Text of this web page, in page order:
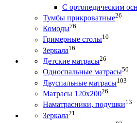
С ортопедическим
Тумбы прикроватные26
Комоды76
Гримерные столы10
Зеркала16
Детские матрасы26
Односпальные матрасы50
Двуспальные матрасы103
Матрасы 120х20026
Наматрасники, подушки13
Зеркала21